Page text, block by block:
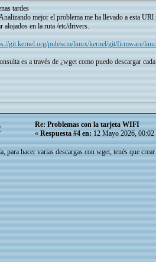
tardes
mejor el problema me ha llevado a esta URl
alojados en la ruta /etc/drivers.
git.kernel.org/pub/scm/linux/kernel/git/firmware/
es a través de ¿wget como puedo descargar
Re: Problemas con la tarjeta WIFI
«Respuesta #4 en:12 Mayo 2026, 00:02
para hacer varias descargas con wget, tenés que